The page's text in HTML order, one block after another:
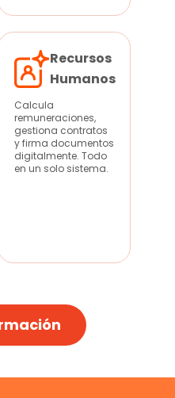
Recursos
Humanos
Calcula
remuneraciones,
gestiona contratos
y firma documentos
digitalmente. Todo
en un solo sistema.